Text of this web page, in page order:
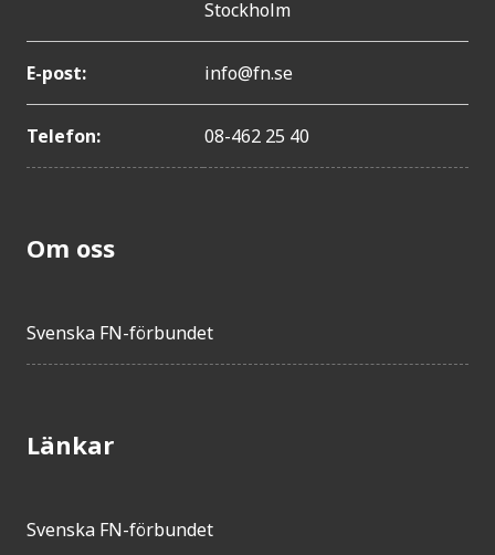
Stockholm
E-post: info@fn.se
Telefon: 08-462 25 40
Om oss
Svenska FN-förbundet
Länkar
Svenska FN-förbundet